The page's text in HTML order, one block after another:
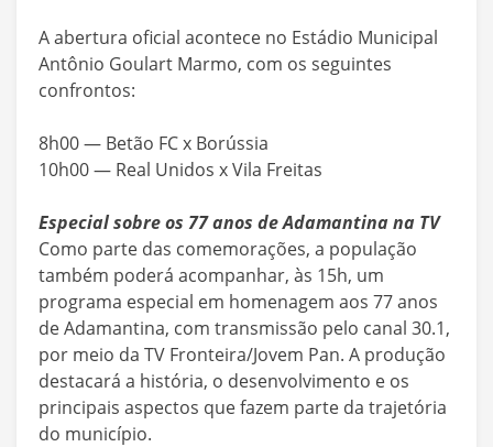
A abertura oficial acontece no Estádio Municipal
Antônio Goulart Marmo, com os seguintes
confrontos:
8h00 — Betão FC x Borússia
10h00 — Real Unidos x Vila Freitas
Especial sobre os 77 anos de Adamantina na TV
Como parte das comemorações, a população
também poderá acompanhar, às 15h, um
programa especial em homenagem aos 77 anos
de Adamantina, com transmissão pelo canal 30.1,
por meio da TV Fronteira/Jovem Pan. A produção
destacará a história, o desenvolvimento e os
principais aspectos que fazem parte da trajetória
do município.